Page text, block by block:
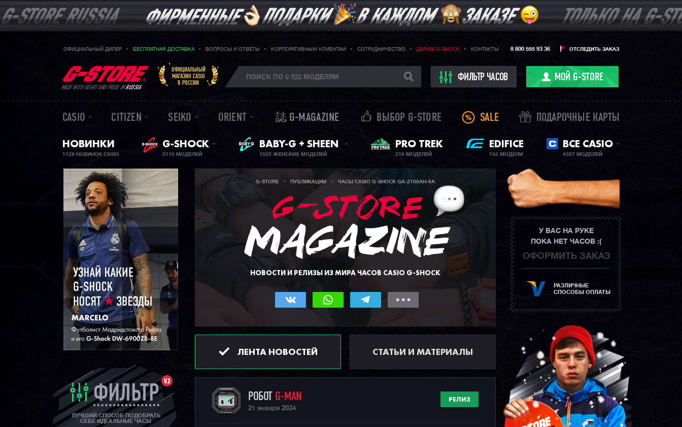
ОФИЦИАЛЬНЫЙ ДИЛЕР БЕСПЛАТНАЯ ДОСТАВКА ВОПРОСЫ И ОТВЕТЫ КОРПОРАТИВНЫМ КЛИЕНТАМ СОТРУДНИЧЕСТВО ДАРИМ G-SHOCK КОНТАКТЫ ОТСЛЕДИТЬ ЗАКАЗ
8 800 555 93 36
MADE WITH HEART AND PRIDE INRUSSIA
ОФИЦИАЛЬНЫЙ
МАГАЗИН CASIO
В РОССИИ
ФИЛЬТР ЧАСОВ МОЙ G-STORE
CASIO CITIZEN SEIKO ORIENT 誌 G-MAGAZINE ВЫБОР G-STORE SALE ПОДАРОЧНЫЕ КАРТЫ
НОВИНКИ
1128 НОВИНОК CASIO
G-SHOCK
2110 МОДЕЛЕЙ
ЖЕНСКИЕ ЧАСЫ
BABY-G + SHEEN
1025 ЖЕНСКИХ МОДЕЛЕЙ
PRO TREK
219 МОДЕЛЕЙ
EDIFICE
742 МОДЕЛИ
ВСЕ CASIO
4357 МОДЕЛЕЙ
V.2
ФИЛЬТР
ЛУЧШИЙ СПОСОБ ПОДОБРАТЬ
СЕБЕ ИДЕАЛЬНЫЕ ЧАСЫ
G-STORE ПУБЛИКАЦИИ ЧАСЫ CASIO G-SHOCK GA-2100AH-6A
НОВОСТИ И РЕЛИЗЫ ИЗ МИРА ЧАСОВ CASIO G-SHOCK
ЛЕНТА НОВОСТЕЙ СТАТЬИ И МАТЕРИАЛЫ
РОБОТ G-MAN
21 января 2024
РЕЛИЗ
У ВАС НА РУКЕ
ПОКА НЕТ ЧАСОВ :(
ОФОРМИТЬ ЗАКАЗ
РАЗЛИЧНЫЕ
СПОСОБЫ ОПЛАТЫ